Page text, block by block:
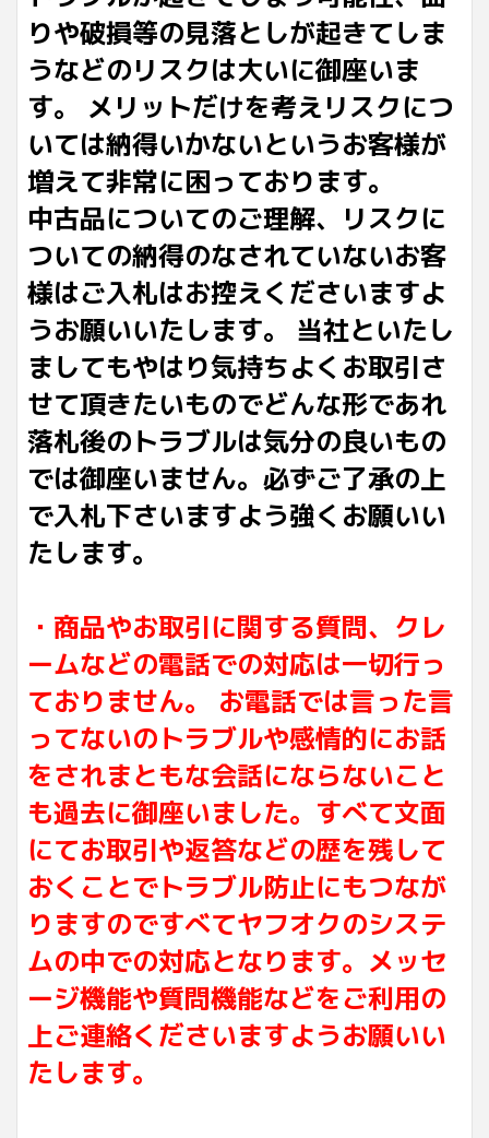
りや破損等の見落としが起きてしま
うなどのリスクは大いに御座いま
す。 メリットだけを考えリスクにつ
いては納得いかないというお客様が
増えて非常に困っております。
中古品についてのご理解、リスクに
ついての納得のなされていないお客
様はご入札はお控えくださいますよ
うお願いいたします。 当社といたし
ましてもやはり気持ちよくお取引さ
せて頂きたいものでどんな形であれ
落札後のトラブルは気分の良いもの
では御座いません。必ずご了承の上
で入札下さいますよう強くお願いい
たします。
・商品やお取引に関する質問、クレ
ームなどの電話での対応は一切行っ
ておりません。 お電話では言った言
ってないのトラブルや感情的にお話
をされまともな会話にならないこと
も過去に御座いました。すべて文面
にてお取引や返答などの歴を残して
おくことでトラブル防止にもつなが
りますのですべてヤフオクのシステ
ムの中での対応となります。メッセ
ージ機能や質問機能などをご利用の
上ご連絡くださいますようお願いい
たします。